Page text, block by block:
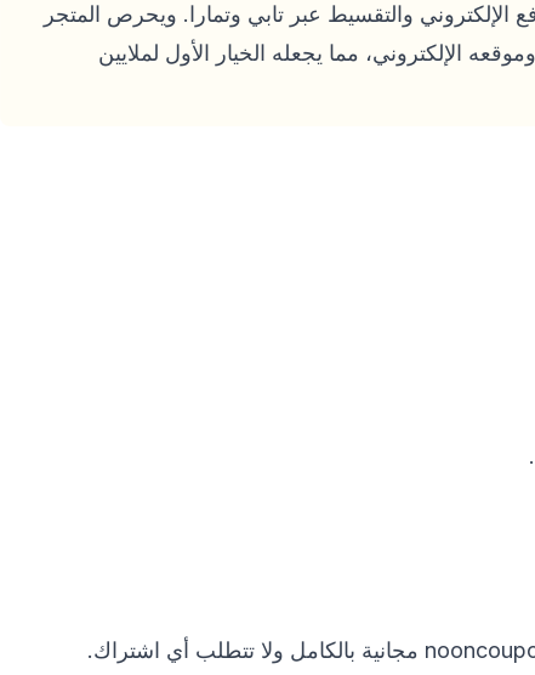
الإلكتروني والتقسيط عبر تابي وتمارا. ويحرص المتجر
الإلكتروني، مما يجعله الخيار الأول لملايين